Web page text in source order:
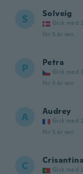
S Solveig
Gick med
för 5 år sen
P Petra
Gick med
för 5 år sen
A Audrey
Gick med
för 5 år sen
C Crisantina
Gick med